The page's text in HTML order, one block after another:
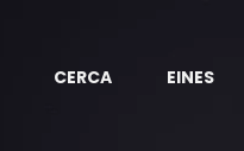
CERCA EINES